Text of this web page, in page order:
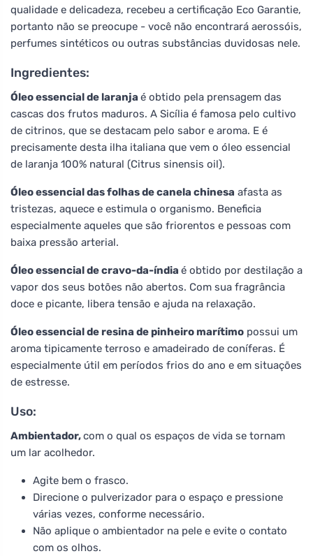
qualidade e delicadeza, recebeu a certificação Eco Garantie,
portanto não se preocupe - você não encontrará aerossóis,
perfumes sintéticos ou outras substâncias duvidosas nele.
Ingredientes:
Óleo essencial de laranja é obtido pela prensagem das
cascas dos frutos maduros. A Sicília é famosa pelo cultivo
de citrinos, que se destacam pelo sabor e aroma. E é
precisamente desta ilha italiana que vem o óleo essencial
de laranja 100% natural (Citrus sinensis oil).
Óleo essencial das folhas de canela chinesa afasta as
tristezas, aquece e estimula o organismo. Beneficia
especialmente aqueles que são friorentos e pessoas com
baixa pressão arterial.
Óleo essencial de cravo-da-índia é obtido por destilação a
vapor dos seus botões não abertos. Com sua fragrância
doce e picante, libera tensão e ajuda na relaxação.
Óleo essencial de resina de pinheiro marítimo possui um
aroma tipicamente terroso e amadeirado de coníferas. É
especialmente útil em períodos frios do ano e em situações
de estresse.
Uso:
Ambientador,com o qual os espaços de vida se tornam
um lar acolhedor.
Agite bem o frasco.
Direcione o pulverizador para o espaço e pressione
várias vezes, conforme necessário.
Não aplique o ambientador na pele e evite o contato
com os olhos.